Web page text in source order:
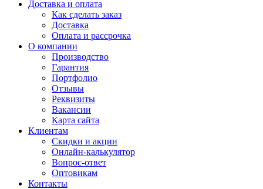
Доставка и оплата
Как сделать заказ
Доставка
Оплата и рассрочка
О компании
Производство
Гарантия
Портфолио
Отзывы
Реквизиты
Вакансии
Карта сайта
Клиентам
Скидки и акции
Онлайн-калькулятор
Вопрос-ответ
Оптовикам
Контакты